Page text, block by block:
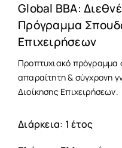
Global BBA:
Πρόγραμμα
Επιχειρήσεων
Προπτυχιακό πρόγραμμα
απαραίτητη & σύγχρονη
Διοίκησης Επιχειρήσεων.
Διάρκεια: 1 έτος